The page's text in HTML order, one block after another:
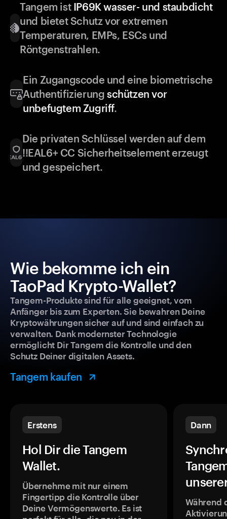
Tangem ist IP69K wasser- und staubdicht
und bietet Schutz vor extremen
Temperaturen, EMPs, ESCs und
Röntgenstrahlen.
Ein Zugangscode und eine biometrische
Authentifizierung schützen vor
unbefugtem Zugriff.
Die privaten Schlüssel werden auf dem
!!EAL6+ CC Sicherheitselement erzeugt
und gespeichert.
Wie bekomme ich ein
TaoPad Krypto-Wallet?
Tangem-Produkte sind für alle geeignet, vom
Anfänger bis zum Experten. Sie bewahren Deine
Kryptowährungen sicher auf und sind einfach zu
verwalten. Dank modernster Technologie
ermöglicht Dir Tangem die Kontrolle und den
Schutz Deiner digitalen Assets.
Tangem kaufen
Erstens
Hol Dir die Tangem
Wallet.
Übernehme mit nur einem
Fingertipp die Kontrolle über
Deine Vermögenswerte. Es ist
Dann
Während